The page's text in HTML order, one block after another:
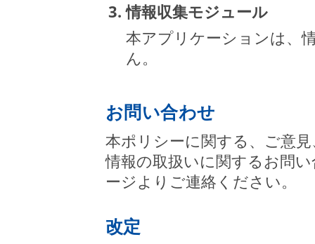
3. 情報収集モジュール
本アプリケーションは、
ん。
お問い合わせ
本ポリシーに関する、ご意
情報の取扱いに関するお問
ージよりご連絡ください。
改定